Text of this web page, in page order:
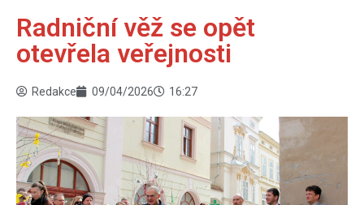
Radniční věž se opět
otevřela veřejnosti
Redakce 09/04/2026 16:27